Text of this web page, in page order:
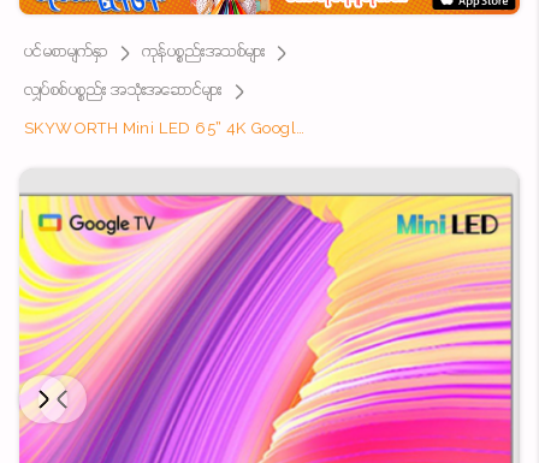
ပင်မစာမျက်နှာ
ကုန်ပစ္စည်းအသစ်များ
လျှပ်စစ်ပစ္စည်း အသုံးအဆောင်များ
SKYWORTH Mini LED 65” 4K Google TV
Previous
Next